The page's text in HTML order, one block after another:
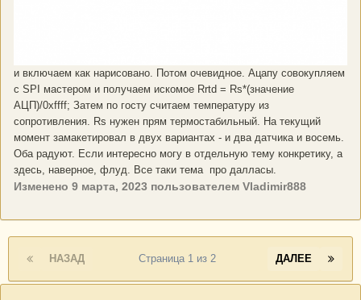
и включаем как нарисовано. Потом очевидное. Ацапу совокупляем
с SPI мастером и получаем искомое Rrtd = Rs*(значение
АЦП)/0xffff; Затем по госту считаем температуру из
сопротивления. Rs нужен прям термостабильный. На текущий
момент замакетировал в двух вариантах - и два датчика и восемь.
Оба радуют. Если интересно могу в отдельную тему конкретику, а
здесь, наверное, флуд. Все таки тема про далласы.
Изменено 9 марта, 2023 пользователем Vladimir888
НАЗАД ДАЛЕЕ
Страница 1 из 2